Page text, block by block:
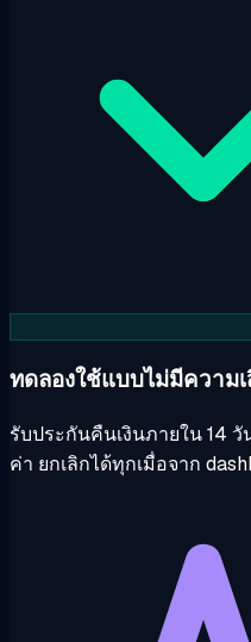
ทดลองใช้แบบไม่มีความเ
รับประกันคืนเงินภายใน 14
ค่า ยกเลิกได้ทุกเมื่อจาก